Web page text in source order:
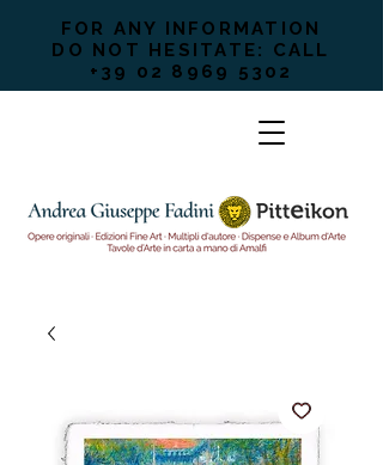
FOR ANY INFORMATION
DO NOT HESITATE: CALL
+39 02 8969 5302